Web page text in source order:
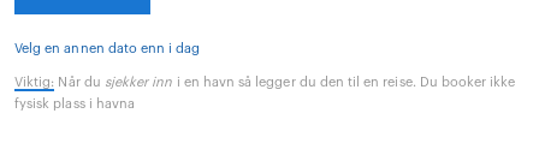
Velg en annen dato enn i dag
Viktig: Når du sjekker inn i en havn så legger du den til en reise. Du booker ikke
fysisk plass i havna